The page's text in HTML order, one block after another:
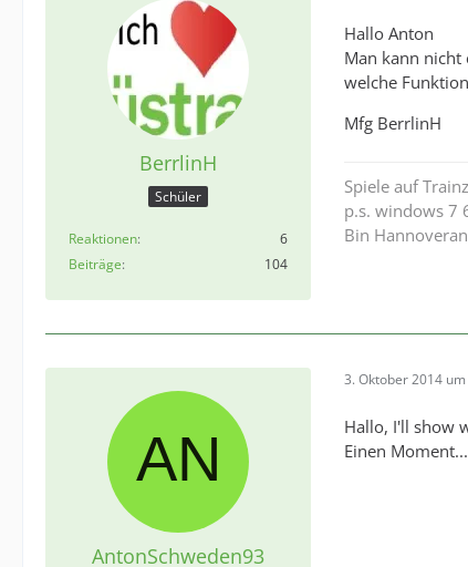
BerrlinH
Schüler
Reaktionen
6
Beiträge
104
Hallo Anton
Man kann nicht
welche
Mfg BerrlinH
Spiele auf
p.s. windows 7
Bin
AntonSchweden93
3. Oktober 2014
Hallo, I'll show
Einen Moment...